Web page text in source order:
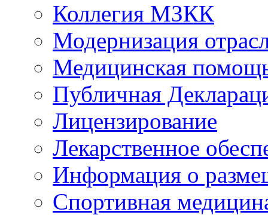
Коллегия МЗКК
Модернизация
Медицинская
Публичная
Лицензирование
Лекарственное
Информация о
Спортивная